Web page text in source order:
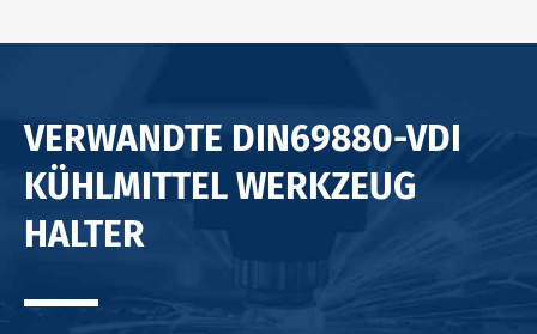
VERWANDTE DIN69880-VDI
KÜHLMITTEL WERKZEUG
HALTER